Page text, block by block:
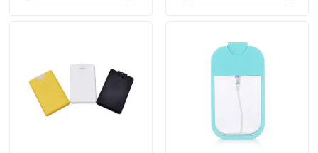
Produkte
Über uns